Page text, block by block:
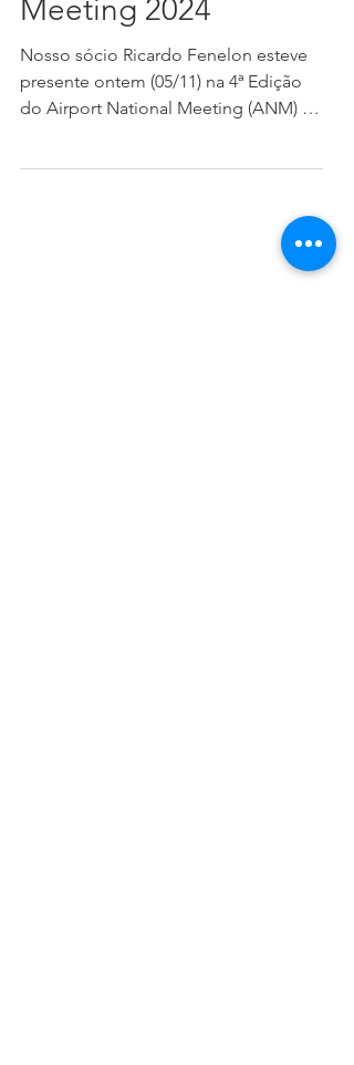
Airport National
Meeting 2024
Nosso sócio Ricardo Fenelon esteve
do Airport National Meeting (ANM) .